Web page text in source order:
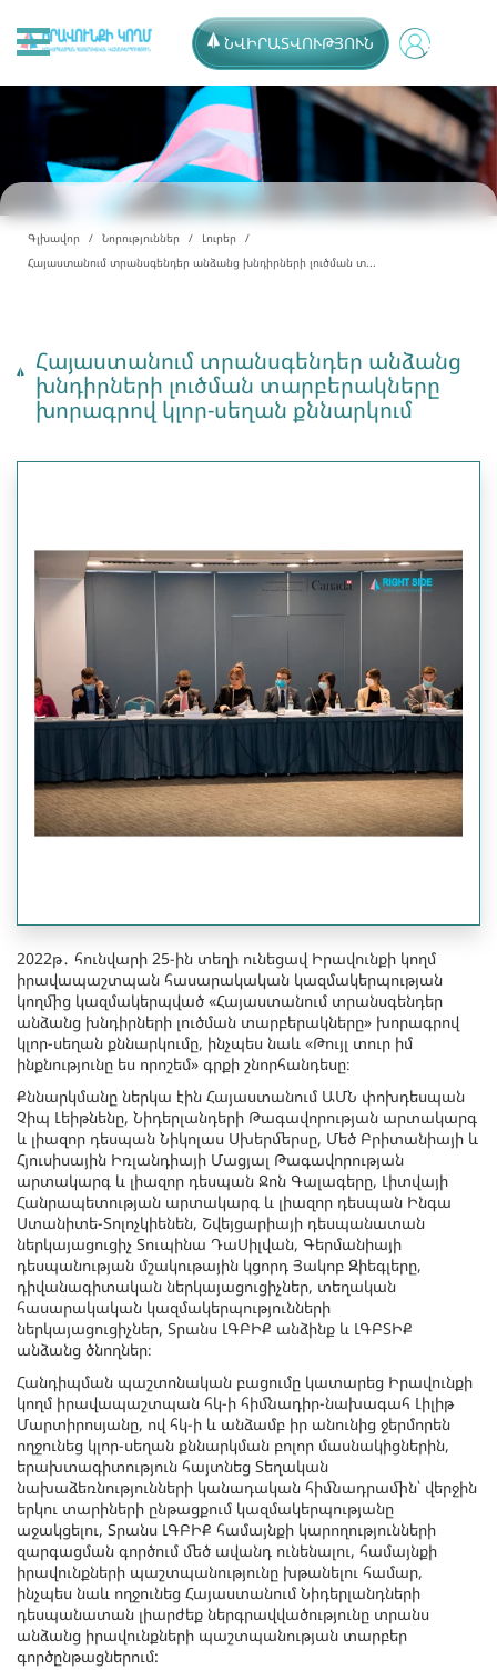
ՆՎԻՐԱՏՎՈՒԹՅՈՒՆ
Գլխավոր Նորություններ
Լուրեր
Հայաստանում տրանսգենդեր անձանց խնդիրների լուծման տ...
Հայաստանում տրանսգենդեր անձանց
խնդիրների լուծման տարբերակները
խորագրով կլոր-սեղան քննարկում
2022թ․ հունվարի 25-ին տեղի ունեցավ Իրավունքի կողմ
իրավապաշտպան հասարակական կազմակերպության
կողմից կազմակերպված «Հայաստանում տրանսգենդեր
անձանց խնդիրների լուծման տարբերակները» խորագրով
կլոր-սեղան քննարկումը, ինչպես նաև «Թույլ տուր իմ
ինքնությունը ես որոշեմ» գրքի շնորհանդեսը։
Քննարկմանը ներկա էին Հայաստանում ԱՄՆ փոխդեսպան
Չիպ Լեիթնենը, Նիդերլանդերի Թագավորության արտակարգ
և լիազոր դեսպան Նիկոլաս Սխերմերսը, Մեծ Բրիտանիայի և
Հյուսիսային Իռլանդիայի Մացյալ Թագավորության
արտակարգ և լիազոր դեսպան Ջոն Գալագերը, Լիտվայի
Հանրապետության արտակարգ և լիազոր դեսպան Ինգա
Ստանիտե-Տոլոչկիենեն, Շվեյցարիայի դեսպանատան
ներկայացուցիչ Տուպինա ԴաՍիլվան, Գերմանիայի
դեսպանության մշակութային կցորդ Յակոբ Զիեգլերը,
դիվանագիտական ներկայացուցիչներ, տեղական
հասարակական կազմակերպությունների
ներկայացուցիչներ, Տրանս ԼԳԲԻՔ անձինք և ԼԳԲՏԻՔ
անձանց ծնողներ։
Հանդիպման պաշտոնական բացումը կատարեց Իրավունքի
կողմ իրավապաշտպան հկ-ի հիմնադիր-նախագահ Լիլիթ
Մարտիրոսյանը, ով հկ-ի և անձամբ իր անունից ջերմորեն
ողջունեց կլոր-սեղան քննարկման բոլոր մասնակիցներին,
երախտագիտություն հայտնեց Տեղական
նախաձեռնությունների կանադական հիմնադրամին՝ վերջին
երկու տարիների ընթացքում կազմակերպությանը
աջակցելու, Տրանս ԼԳԲԻՔ համայնքի կարողությունների
զարգացման գործում մեծ ավանդ ունենալու, համայնքի
իրավունքների պաշտպանությունը խթանելու համար,
ինչպես նաև ողջունեց Հայաստանում Նիդերլանդների
դեսպանատան լիարժեք ներգրավվածությունը տրանս
անձանց իրավունքների պաշտպանության տարբեր
գործընթացներում: